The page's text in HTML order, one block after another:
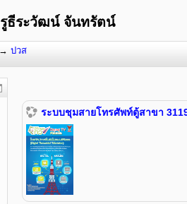
ธีระวัฒน์ จันทรัตน์
→ ปวส
ระบบชุมสายโทรศัพท์ตู้สาขา